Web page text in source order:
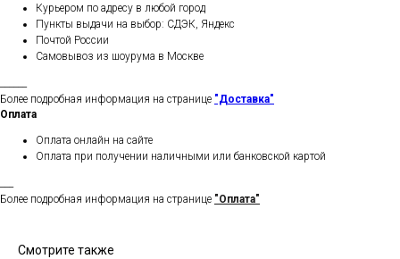
Курьером по адресу в любой город
Пункты выдачи на выбор: СДЭК, Яндекс
Почтой России
Самовывоз из шоурума в Москве
Более подробная информация на странице "Доставка"
Оплата
Оплата онлайн на сайте
Оплата при получении наличными или банковской картой
Более подробная информация на странице "Оплата"
Смотрите также